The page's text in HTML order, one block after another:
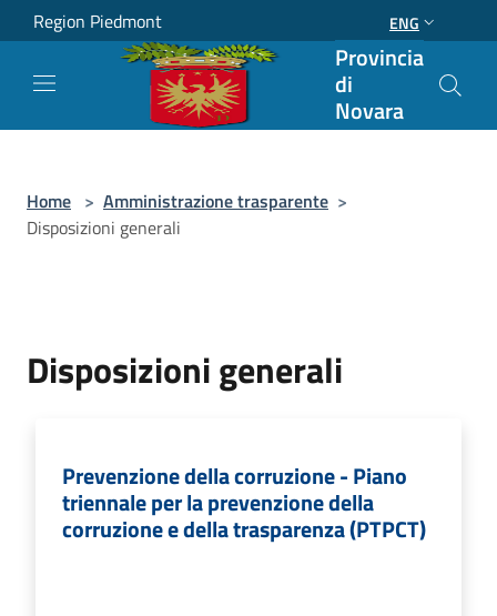
Salta al contenuto principale
Region Piedmont ENG
Provincia
di
Novara
Home > Amministrazione trasparente >
Disposizioni generali
Disposizioni generali
Prevenzione della corruzione - Piano
triennale per la prevenzione della
corruzione e della trasparenza (PTPCT)